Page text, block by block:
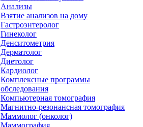
Анализы
Взятие анализов на дому
Гастроэнтеролог
Гинеколог
Денситометрия
Дерматолог
Диетолог
Кардиолог
Комплексные программы
обследования
Компьютерная томография
Магнитно-резонансная томография
Маммолог (онколог)
Маммография